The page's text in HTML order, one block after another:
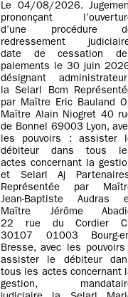
Le 04/08/2026.
prononçant
d’une procédure
redressement
date de cessation
paiements le 30 juin
désignant
la Selarl Bcm
par Maître Eric Bauland
Maître Alain Niogret 40
de Bonnel 69003 Lyon,
les pouvoirs : assister
débiteur dans tous
actes concernant la
et Selarl Aj
Représentée par
Jean-Baptiste Audras
Maître Jérôme
22 rue du Cordier
30107 01003 Bourg-
Bresse, avec les pouvoirs
assister le débiteur
tous les actes concernant
gestion,